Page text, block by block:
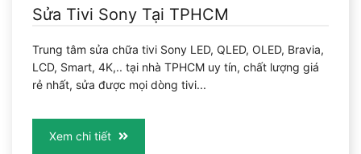
Sửa Tivi Sony Tại TPHCM
Trung tâm sửa chữa tivi Sony LED, QLED, OLED, Bravia,
LCD, Smart, 4K,.. tại nhà TPHCM uy tín, chất lượng giá
rẻ nhất, sửa được mọi dòng tivi...
Xem chi tiết